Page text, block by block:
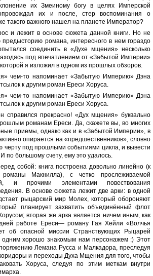
их Змеиному богу в целях Имперской
их и после, стер воспоминания о
такого важного нашел на планете Император?
и лежит в основе сюжета данной книги. Но не
романа, интересного в нем гораздо
соединить в «Духе мщения» несколько
под впечатлением от «Забытой Империи»
я изложил в одном из прошлых обзоров.
чем-то напоминает «Забытую Империю» Дэна
к другим роман Ереси Хоруса.
чем-то напоминает «Забытую Империю» Дэна
к другим роман Ереси Хоруса.
справился прекрасно! «Дух мщения» буквально
романам Ереси. Да, скажете вы, во многих
приемы, однако как и в «Забытой Империи», в
опирается на «предшественников», словно
черту под прошлыми событиями цикла, и вывести
большому счету, ему это удалось.
собой: книга построена довольно линейно (к
Макнилла), с четко прослеживаемой
и прочими элементами повествования
В основе сюжета лежит две арки: в одной
рыцарский мир Молех, который обороняют
планирует захватить объединённый флот
вторая же арка является ничем иным, как
работе Ереси— роману Гая Хейли «Волчья
об опасной миссии Странствующих Рыцарей
хорошо знакомым нам персонажем :) Этот
Лемана Русса и Малкадора, преследуя
и переходы Духа Мщения для того, чтобы
Хоруса, следуя по этим меткам внутри